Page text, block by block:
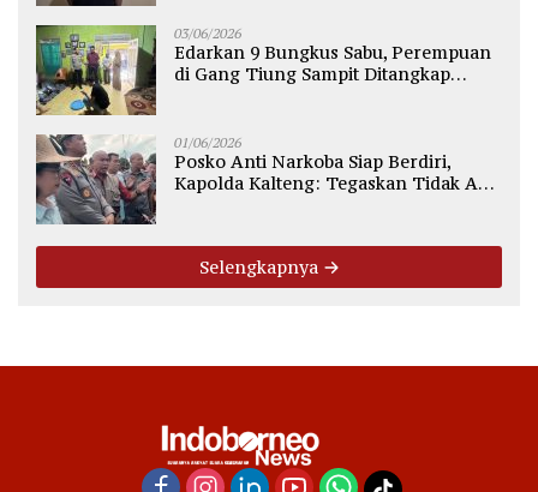
03/06/2026
Edarkan 9 Bungkus Sabu, Perempuan
di Gang Tiung Sampit Ditangkap
01/06/2026
Posko Anti Narkoba Siap Berdiri,
Kapolda Kalteng: Tegaskan Tidak Ada
Selengkapnya